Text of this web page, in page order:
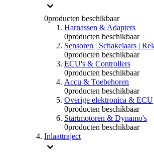
0producten beschikbaar
Harnassen & Adapters
0producten beschikbaar
Sensoren | Schakelaars |
0producten beschikbaar
ECU's & Controllers
0producten beschikbaar
Accu & Toebehoren
0producten beschikbaar
Overige elektronica & ECU
0producten beschikbaar
Startmotoren & Dynamo's
0producten beschikbaar
Inlaattraject